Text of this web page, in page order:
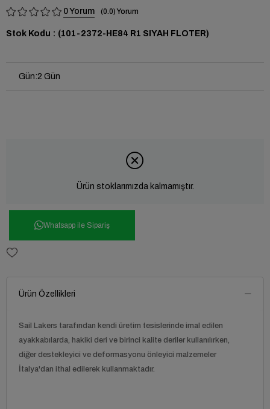
0 0.0
Stok Kodu (101-2372-HE84 R1 SIYAH FLOTER)
Gün:2 Gün
Ürün stoklarımızda kalmamıştır.
Whatsapp ile Sipariş
Ürün Özellikleri
Sail Lakers tarafından kendi üretim tesislerinde imal edilen
ayakkabılarda, hakiki deri ve birinci kalite deriler kullanılırken,
diğer destekleyici ve deformasyonu önleyici malzemeler
İtalya'dan ithal edilerek kullanmaktadır.